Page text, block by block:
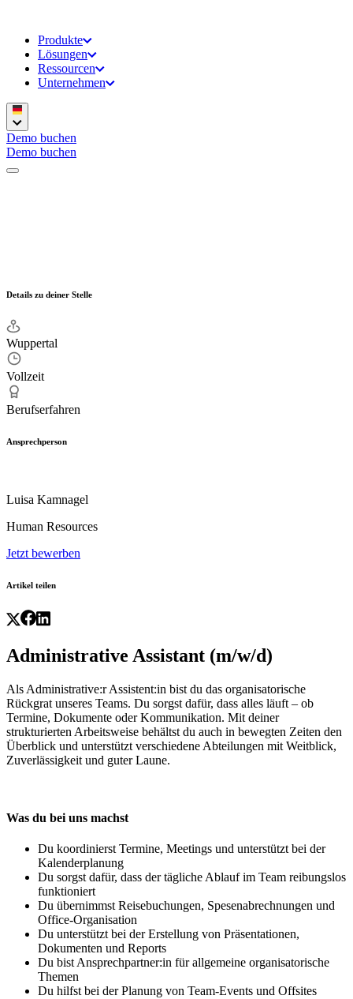
Produkte
Lösungen
Ressourcen
Unternehmen
Demo buchen
Demo buchen
Details zu deiner Stelle
Wuppertal
Vollzeit
Berufserfahren
Ansprechperson
Luisa Kamnagel
Human Resources
Jetzt bewerben
Artikel teilen
Administrative Assistant (m/w/d)
Als Administrative:r Assistent:in bist du das organisatorische
Rückgrat unseres Teams. Du sorgst dafür, dass alles läuft – ob
Termine, Dokumente oder Kommunikation. Mit deiner
strukturierten Arbeitsweise behältst du auch in bewegten Zeiten den
Überblick und unterstützt verschiedene Abteilungen mit Weitblick,
Zuverlässigkeit und guter Laune.
Was du bei uns machst
Du koordinierst Termine, Meetings und unterstützt bei der
Kalenderplanung
Du sorgst dafür, dass der tägliche Ablauf im Team reibungslos
funktioniert
Du übernimmst Reisebuchungen, Spesenabrechnungen und
Office-Organisation
Du unterstützt bei der Erstellung von Präsentationen,
Dokumenten und Reports
Du bist Ansprechpartner:in für allgemeine organisatorische
Themen
Du hilfst bei der Planung von Team-Events und Offsites